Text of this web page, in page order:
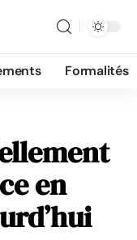
Formalités
en